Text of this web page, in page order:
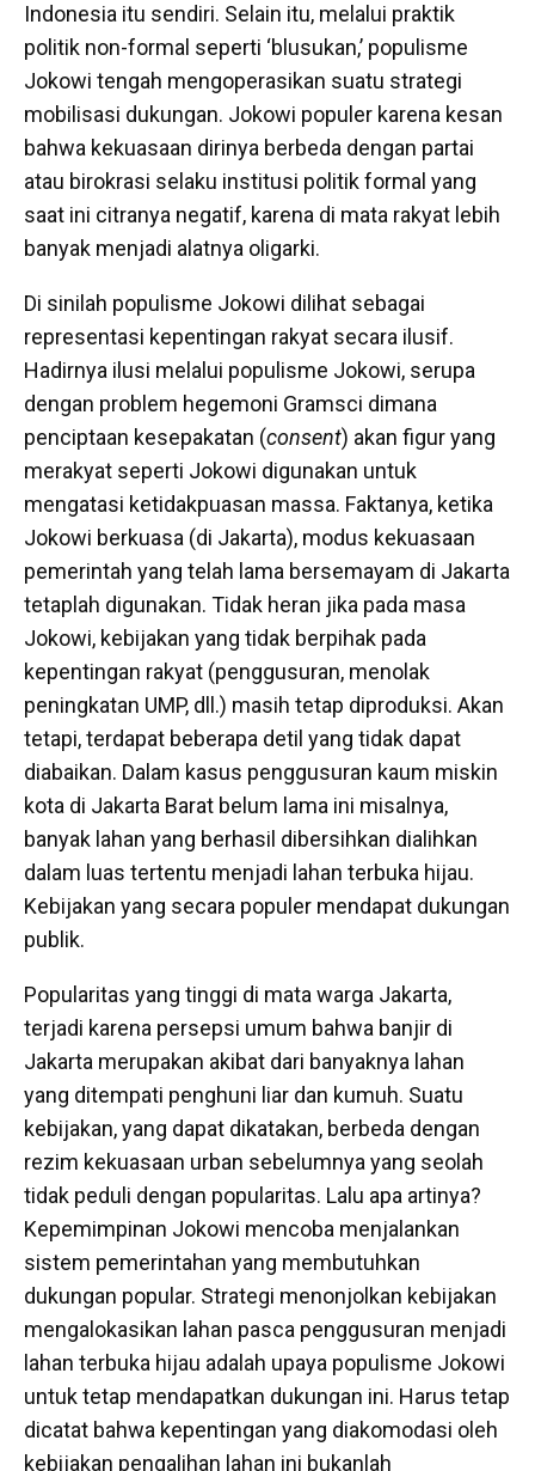
Indonesia itu sendiri. Selain itu, melalui praktik
politik non-formal seperti ‘blusukan,’ populisme
Jokowi tengah mengoperasikan suatu strategi
mobilisasi dukungan. Jokowi populer karena kesan
bahwa kekuasaan dirinya berbeda dengan partai
atau birokrasi selaku institusi politik formal yang
saat ini citranya negatif, karena di mata rakyat lebih
banyak menjadi alatnya oligarki.
Di sinilah populisme Jokowi dilihat sebagai
representasi kepentingan rakyat secara ilusif.
Hadirnya ilusi melalui populisme Jokowi, serupa
dengan problem hegemoni Gramsci dimana
penciptaan kesepakatan (consent) akan figur yang
merakyat seperti Jokowi digunakan untuk
mengatasi ketidakpuasan massa. Faktanya, ketika
Jokowi berkuasa (di Jakarta), modus kekuasaan
pemerintah yang telah lama bersemayam di Jakarta
tetaplah digunakan. Tidak heran jika pada masa
Jokowi, kebijakan yang tidak berpihak pada
kepentingan rakyat (penggusuran, menolak
peningkatan UMP, dll.) masih tetap diproduksi. Akan
tetapi, terdapat beberapa detil yang tidak dapat
diabaikan. Dalam kasus penggusuran kaum miskin
kota di Jakarta Barat belum lama ini misalnya,
banyak lahan yang berhasil dibersihkan dialihkan
dalam luas tertentu menjadi lahan terbuka hijau.
Kebijakan yang secara populer mendapat dukungan
publik.
Popularitas yang tinggi di mata warga Jakarta,
terjadi karena persepsi umum bahwa banjir di
Jakarta merupakan akibat dari banyaknya lahan
yang ditempati penghuni liar dan kumuh. Suatu
kebijakan, yang dapat dikatakan, berbeda dengan
rezim kekuasaan urban sebelumnya yang seolah
tidak peduli dengan popularitas. Lalu apa artinya?
Kepemimpinan Jokowi mencoba menjalankan
sistem pemerintahan yang membutuhkan
dukungan popular. Strategi menonjolkan kebijakan
mengalokasikan lahan pasca penggusuran menjadi
lahan terbuka hijau adalah upaya populisme Jokowi
untuk tetap mendapatkan dukungan ini. Harus tetap
dicatat bahwa kepentingan yang diakomodasi oleh
kebijakan pengalihan lahan ini bukanlah